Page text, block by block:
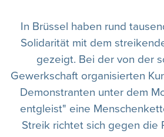
In Brüssel haben rund
Solidarität mit dem
gezeigt. Bei der von der
Gewerkschaft organisierten
Demonstranten unter dem
entgleist" eine
Streik richtet sich gegen die